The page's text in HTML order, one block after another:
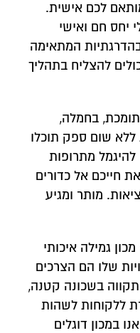
לכם אישית.
יחס חם ואישי
המתאימה
להצליח בתהליך
בחמלה,
ללא שום ספק תוכלו
להיגמל מתרופות
חייכם אל כדורים
מותר ומגיע
גמילה איכותי
שלו הם הצרכים
בשכונה קטנה,
ללקוחות לשהות
במכון דוגלים